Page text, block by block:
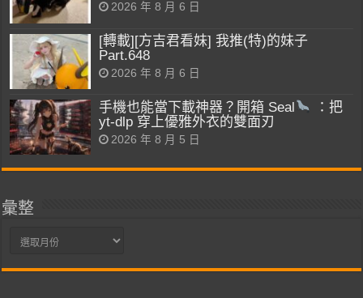
2026 年 8 月 6 日
[轉載][方吉君看妹] 我推(特)的妹子
Part.648
2026 年 8 月 6 日
手機也能當下載神器？開箱 Seal
：把
yt-dlp 穿上優雅外衣的雙面刃
2026 年 8 月 5 日
彙整
彙